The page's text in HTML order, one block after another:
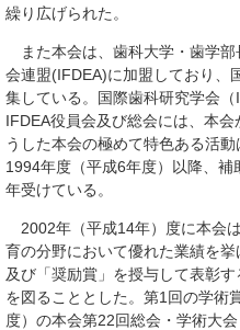
繰り広げられた。
また本会は、歯科大学・歯学
会連盟(IFDEA)に加盟しており、
集している。国際歯科研究学会
IFDEA役員会及び総会には、本
うした本会の極めて特色ある活
1994年度（平成6年度）以降、
年受けている。
2002年（平成14年）度に本会
育の分野において優れた業績を挙
及び「奨励賞」を授与して表彰
を図ることとした。第1回の学術
度）の本会第22回総会・学術大